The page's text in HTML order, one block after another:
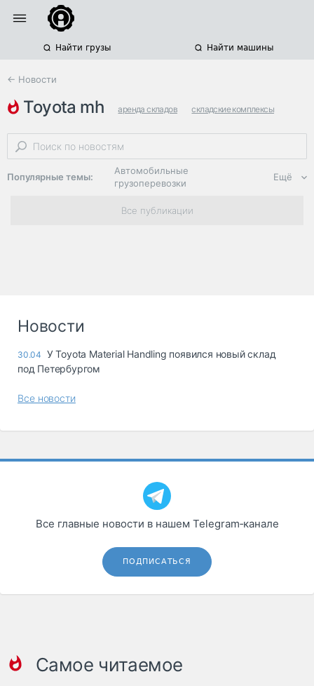
Найти грузы Найти машины
← Новости
toyota mh аренда складов складские комплексы
склады санкт-петербурга и ленобласти
Популярные темы:
Автомобильные
грузоперевозки
Региональная
логистика
опасные грузы
грузовые
Коммерческий
транспорт
Спецтехника
Автосервис,
запчасти, шины
Дзен
Ещё
Все публикации
Новости
30.04 У Toyota Material Handling появился новый склад
под Петербургом
Все новости
Все главные новости в нашем Telegram‑канале
ПОДПИСАТЬСЯ
Самое читаемое